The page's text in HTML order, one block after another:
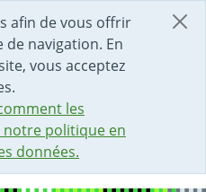
afin de vous offrir
navigation. En
vous acceptez
les
notre politique en
données.
PAGE